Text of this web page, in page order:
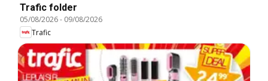
Trafic folder
05/08/2026- 09/08/2026
Trafic